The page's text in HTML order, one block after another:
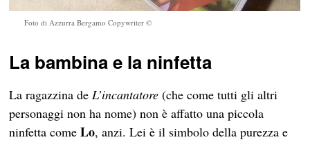
Foto di Azzurra Bergamo Copywriter ©
La bambina e la ninfetta
La ragazzina deL’incantatore (che come tutti gli altri
personaggi non ha nome) non è affatto una piccola
ninfetta comeLo, anzi. Lei è il simbolo della purezza e